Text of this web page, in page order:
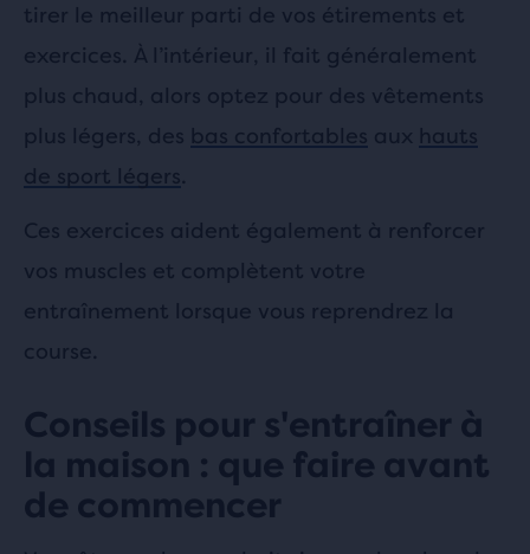
tirer le meilleur parti de vos étirements et
exercices. À l’intérieur, il fait généralement
plus chaud, alors optez pour des vêtements
plus légers, des bas confortables aux hauts
de sport légers.
Ces exercices aident également à renforcer
vos muscles et complètent votre
entraînement lorsque vous reprendrez la
course.
Conseils pour s'entraîner à
la maison : que faire avant
de commencer